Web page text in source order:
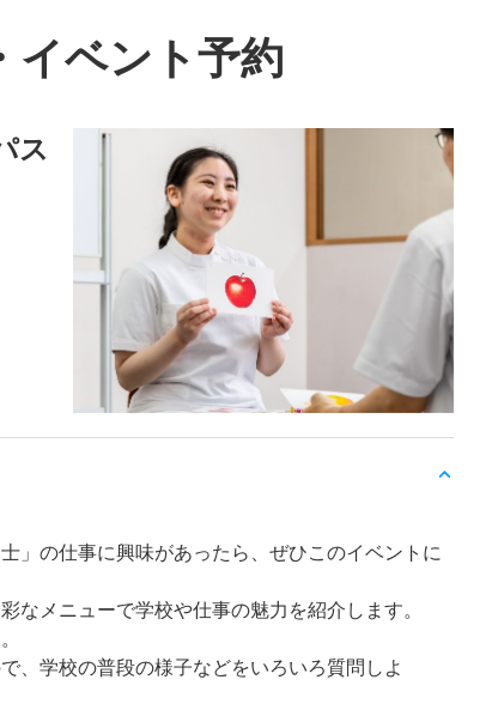
イベント予約
ス
」の仕事に興味があったら、ぜひこのイベントに
なメニューで学校や仕事の魅力を紹介します。
、学校の普段の様子などをいろいろ質問しよ